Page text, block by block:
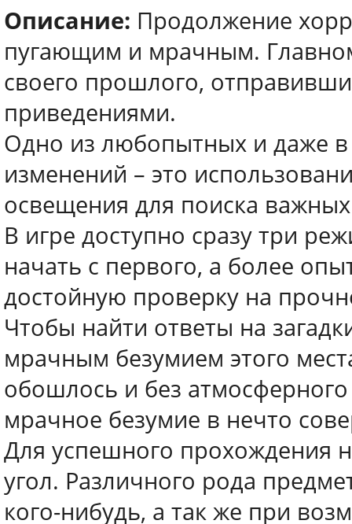
Описание: Продолжение
пугающим и мрачным.
своего прошлого,
приведениями.
Одно из любопытных и даже
изменений – это
освещения для поиска
В игре доступно сразу три
начать с первого, а более
достойную проверку на
Чтобы найти ответы на
мрачным безумием этого
обошлось и без
мрачное безумие в нечто
Для успешного прохождения
угол. Различного рода
кого-нибудь, а так же при